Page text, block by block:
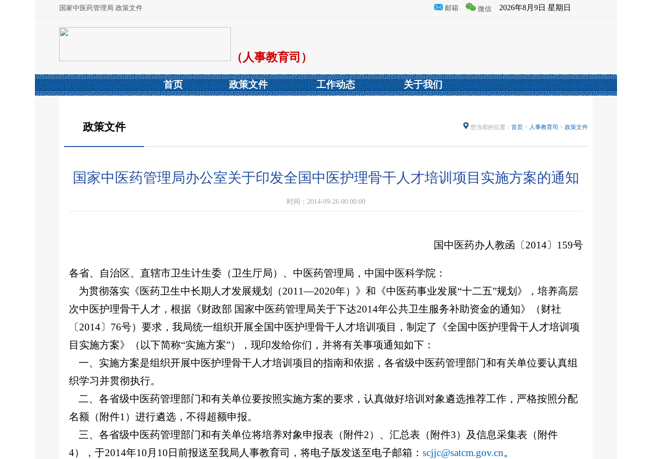
国家中医药管理局 政策文件 邮箱 微信 2026年8月9日 星期日
（人事教育司）
首页 政策文件 工作动态 关于我们
政策文件 您当前的位置： 首页 > 人事教育司 > 政策文件
国家中医药管理局办公室关于印发全国中医护理骨干人才培训项目实施方案的通知
时间：2014-09-26 00:00:00
国中医药办人教函〔2014〕159号
各省、自治区、直辖市卫生计生委（卫生厅局）、中医药管理局，中国中医科学院：
为贯彻落实《医药卫生中长期人才发展规划（2011—2020年）》和《中医药事业发展“十二五”规划》，培养高层
次中医护理骨干人才，根据《财政部 国家中医药管理局关于下达2014年公共卫生服务补助资金的通知》（财社
〔2014〕76号）要求，我局统一组织开展全国中医护理骨干人才培训项目，制定了《全国中医护理骨干人才培训项
目实施方案》（以下简称“实施方案”），现印发给你们，并将有关事项通知如下：
一、实施方案是组织开展中医护理骨干人才培训项目的指南和依据，各省级中医药管理部门和有关单位要认真组
织学习并贯彻执行。
二、各省级中医药管理部门和有关单位要按照实施方案的要求，认真做好培训对象遴选推荐工作，严格按照分配
名额（附件1）进行遴选，不得超额申报。
三、各省级中医药管理部门和有关单位将培养对象申报表（附件2）、汇总表（附件3）及信息采集表（附件
4），于2014年10月10日前报送至我局人事教育司，将电子版发送至电子邮箱： scjjc@satcm.gov.cn。